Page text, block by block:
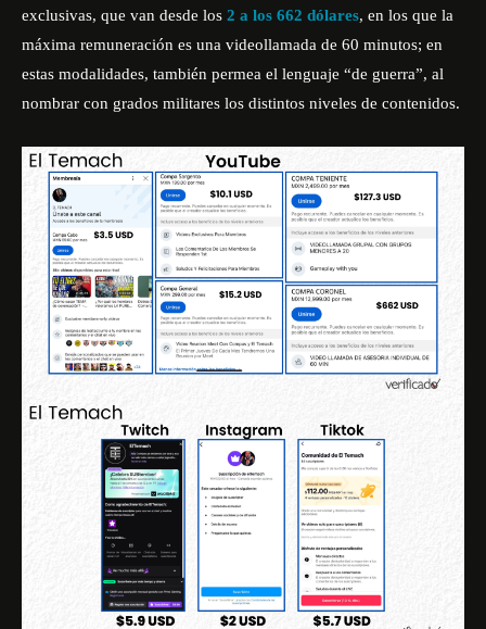
exclusivas, que van desde los 2 a los 662 dólares, en los que la
máxima remuneración es una videollamada de 60 minutos; en
estas modalidades, también permea el lenguaje “de guerra”, al
nombrar con grados militares los distintos niveles de contenidos.